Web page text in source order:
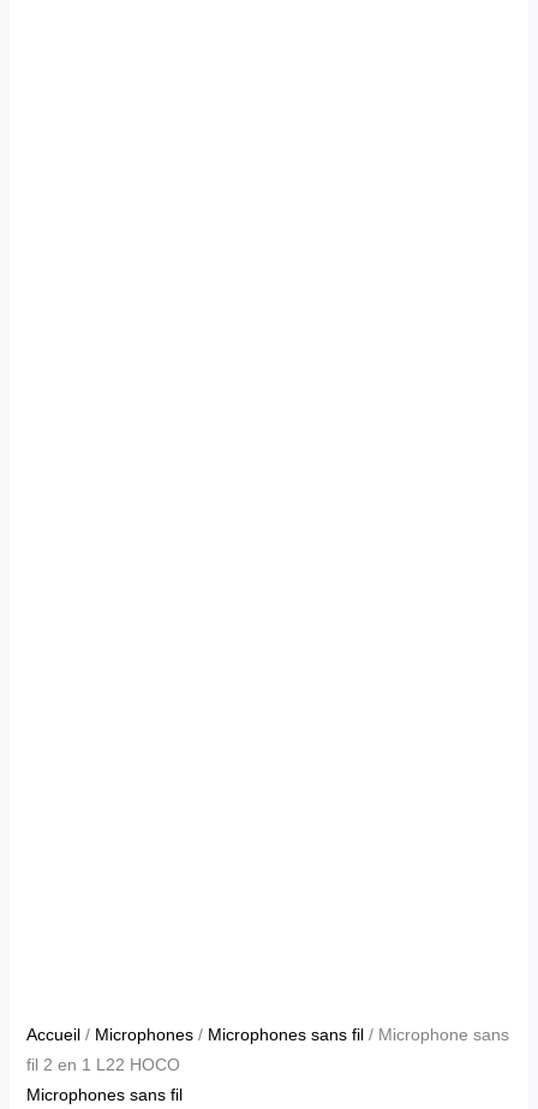
Accueil/ Microphones/ Microphones sans fil/ Microphone sans
fil 2 en 1 L22 HOCO
Microphones sans fil